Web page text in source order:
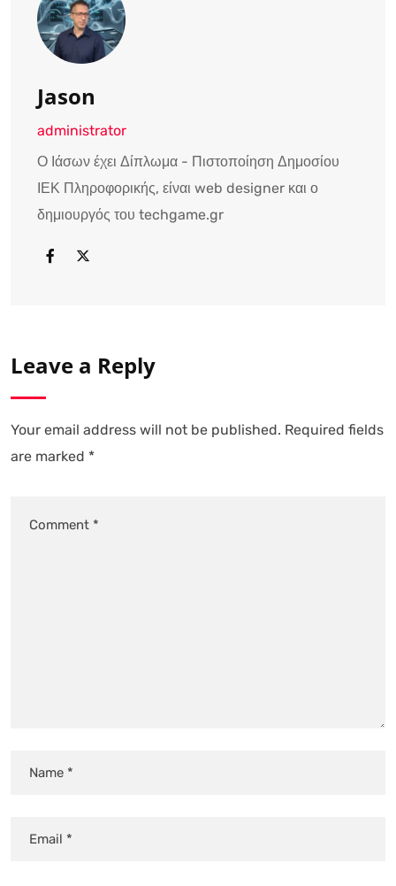
Jason
administrator
Ο Ιάσων έχει Δίπλωμα - Πιστοποίηση Δημοσίου
ΙΕΚ Πληροφορικής, είναι web designer και ο
δημιουργός του techgame.gr
Leave a Reply
Your email address will not be published. Required fields
are marked *